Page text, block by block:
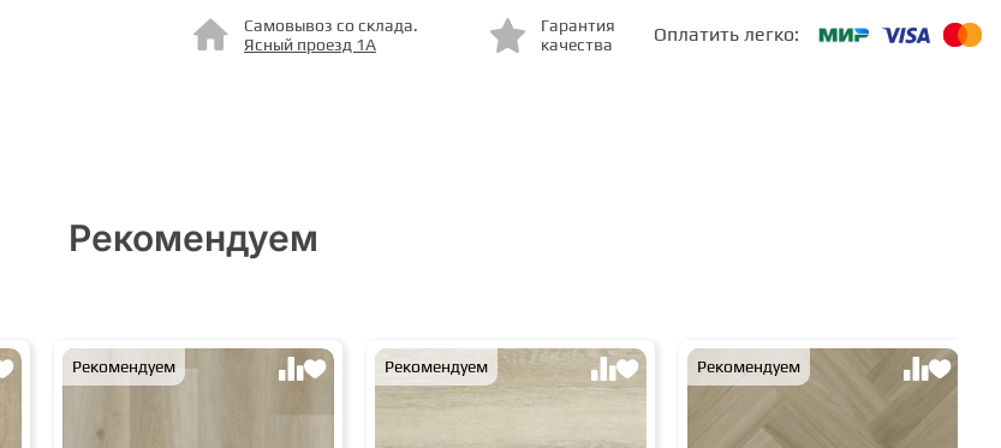
Самовывоз со склада.
Ясный проезд 1А
Гарантия
качества
Оплатить легко:
Рекомендуем
Рекомендуем Рекомендуем Рекомендуем